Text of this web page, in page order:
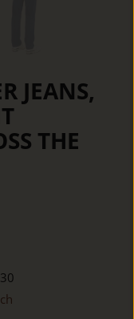
JEANS,
THE